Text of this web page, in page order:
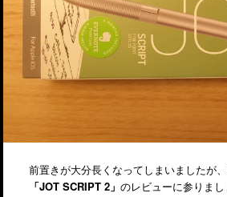
前置きが大分長くなってしまいましたが
「JOT SCRIPT 2」 のレビューに参りまし